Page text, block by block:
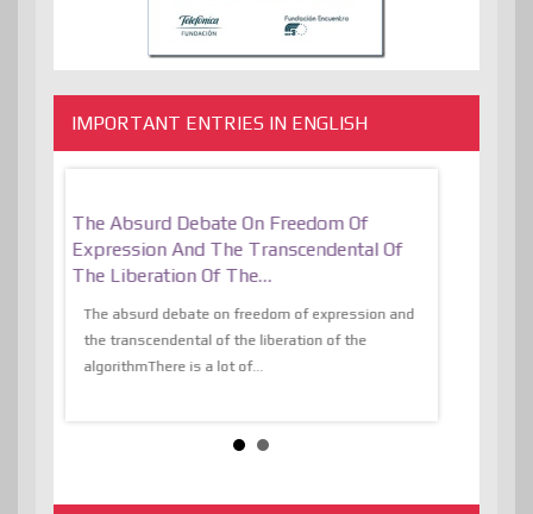
IMPORTANT ENTRIES IN ENGLISH
The Absurd Debate On Freedom Of
Expression And The Transcendental Of
The Liberation Of The…
The absurd debate on freedom of expression and
the transcendental of the liberation of the
algorithmThere is a lot of...